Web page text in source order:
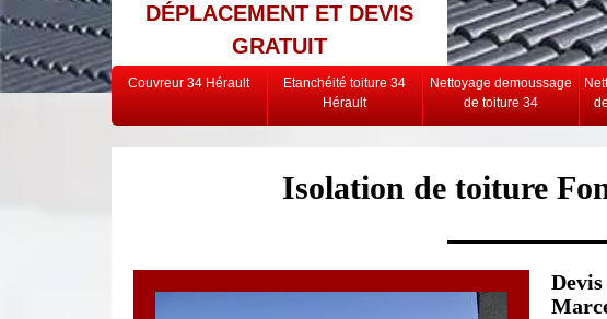
DÉPLACEMENT ET DEVIS
GRATUIT
Couvreur 34 Hérault
Etanchéité toiture 34
Hérault
Nettoyage demoussage
de toiture 34
Isolation de toiture